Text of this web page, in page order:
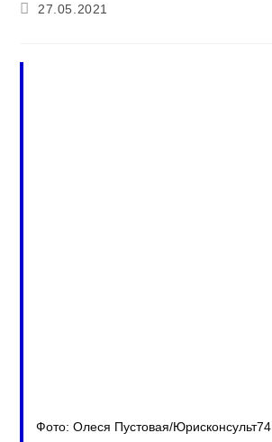
Запись
27.05.2021
Фото: Олеся Пустовая/Юрисконсульт74